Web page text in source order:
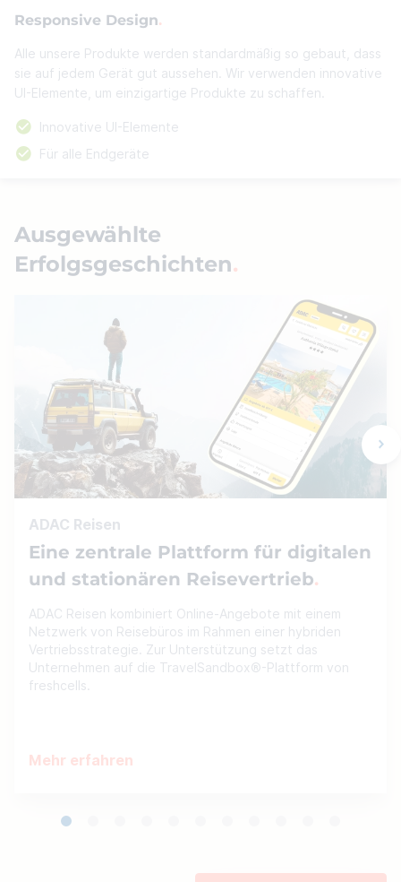
Responsive Design
Alle unsere Produkte werden standardmäßig so gebaut, dass
sie auf jedem Gerät gut aussehen. Wir verwenden innovative
UI-Elemente, um einzigartige Produkte zu schaffen.
Innovative UI-Elemente
Für alle Endgeräte
Ausgewählte
Erfolgsgeschichten
ADAC Reisen
Eine zentrale Plattform für digitalen
und stationären Reisevertrieb
ADAC Reisen kombiniert Online-Angebote mit einem
Netzwerk von Reisebüros im Rahmen einer hybriden
Vertriebsstrategie. Zur Unterstützung setzt das
Unternehmen auf die TravelSandbox®-Plattform von
freshcells.
Mehr erfahren